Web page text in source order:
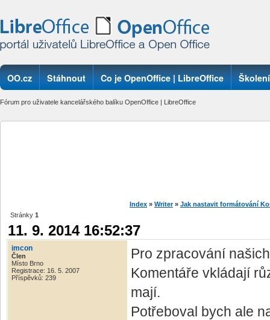
OO.cz Stáhnout Co je OpenOffice | LibreOffice Školení
Fórum pro uživatele kancelářského balíku OpenOffice | LibreOffice
Index » Writer » Jak nastavit formátování
Stránky 1
11. 9. 2014 16:52:37
imcon
Člen
Místo Brno
Registrace: 16. 5. 2007
Příspěvků: 239
Pro zpracování
Komentáře vkládají
mají.
Potřeboval bych ale